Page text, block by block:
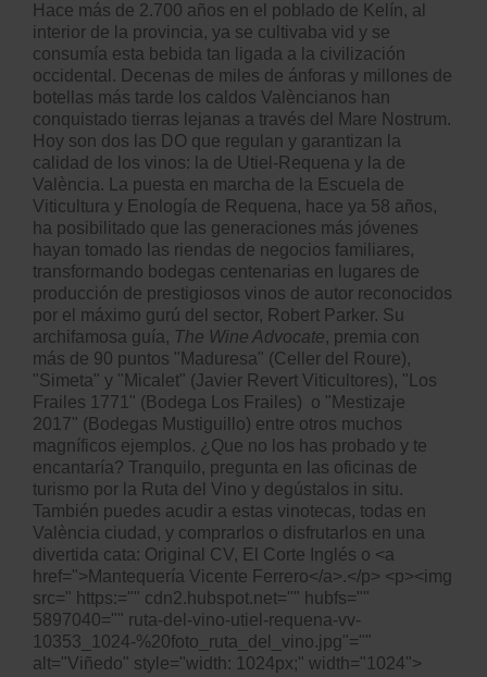
Hace más de 2.700 años en el poblado de Kelín, al
interior de la provincia, ya se cultivaba vid y se
consumía esta bebida tan ligada a la civilización
occidental. Decenas de miles de ánforas y millones de
botellas más tarde los caldos Valèncianos han
conquistado tierras lejanas a través del Mare Nostrum.
Hoy son dos las DO que regulan y garantizan la
calidad de los vinos: la de Utiel-Requena y la de
València. La puesta en marcha de la Escuela de
Viticultura y Enología de Requena, hace ya 58 años,
ha posibilitado que las generaciones más jóvenes
hayan tomado las riendas de negocios familiares,
transformando bodegas centenarias en lugares de
producción de prestigiosos vinos de autor reconocidos
por el máximo gurú del sector, Robert Parker. Su
archifamosa guía, The Wine Advocate, premia con
más de 90 puntos "Maduresa" (Celler del Roure),
"Simeta" y "Micalet" (Javier Revert Viticultores), "Los
Frailes 1771" (Bodega Los Frailes) o "Mestizaje
2017" (Bodegas Mustiguillo) entre otros muchos
magníficos ejemplos. ¿Que no los has probado y te
encantaría? Tranquilo, pregunta en las oficinas de
turismo por la Ruta del Vino y degústalos in situ.
También puedes acudir a estas vinotecas, todas en
València ciudad, y comprarlos o disfrutarlos en una
divertida cata: Original CV, El Corte Inglés o <a
href=">Mantequería Vicente Ferrero</a>.</p> <p><img
src=" https:="" cdn2.hubspot.net="" hubfs=""
5897040="" ruta-del-vino-utiel-requena-vv-
10353_1024-%20foto_ruta_del_vino.jpg"=""
alt="Viñedo" style="width: 1024px;" width="1024">